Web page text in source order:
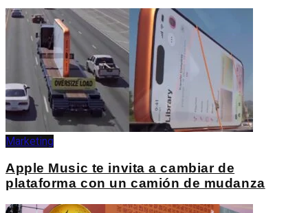
Marketing
Apple Music te invita a cambiar de
plataforma con un camión de mudanza